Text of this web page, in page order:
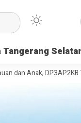
Tangerang
DP3AP2KB Tangsel